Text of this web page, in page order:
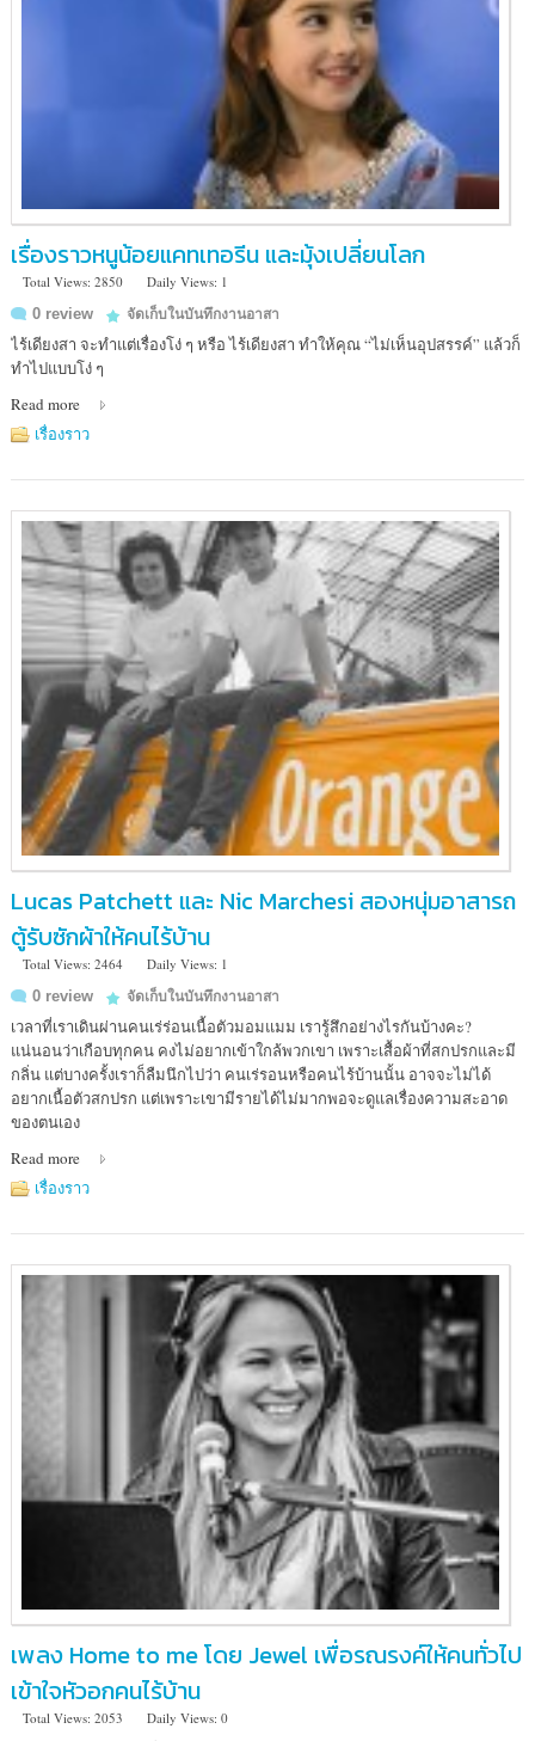
เรื่องราวหนูน้อยแคทเทอรีน และมุ้งเปลี่ยนโลก
Total Views: 2850
Daily Views: 1
0 review
จัดเก็บในบันทึกงานอาสา
ไร้เดียงสา จะทำแต่เรื่องโง่ ๆ หรือ ไร้เดียงสา ทำให้คุณ “ไม่เห็นอุปสรรค์” แล้วก็
ทำไปแบบโง่ ๆ
Read more
เรื่องราว
Lucas Patchett และ Nic Marchesi สองหนุ่มอาสารถ
ตู้รับซักผ้าให้คนไร้บ้าน
Total Views: 2464
Daily Views: 1
0 review
จัดเก็บในบันทึกงานอาสา
เวลาที่เราเดินผ่านคนเร่ร่อนเนื้อตัวมอมแมม เรารู้สึกอย่างไรกันบ้างคะ?
แน่นอนว่าเกือบทุกคน คงไม่อยากเข้าใกล้พวกเขา เพราะเสื้อผ้าที่สกปรกและมี
กลิ่น แต่บางครั้งเราก็ลืมนึกไปว่า คนเร่รอนหรือคนไร้บ้านนั้น อาจจะไม่ได้
อยากเนื้อตัวสกปรก แต่เพราะเขามีรายได้ไม่มากพอจะดูแลเรื่องความสะอาด
ของตนเอง
Read more
เรื่องราว
เพลง Home to me โดย Jewel เพื่อรณรงค์ให้คนทั่วไป
เข้าใจหัวอกคนไร้บ้าน
Total Views: 2053
Daily Views: 0